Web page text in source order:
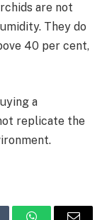
are not
They do
40 per cent,
a
replicate the